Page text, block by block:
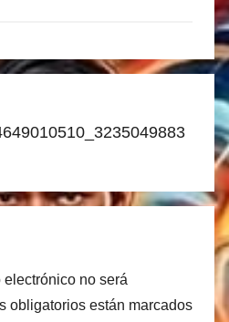
no será
obligatorios están marcados